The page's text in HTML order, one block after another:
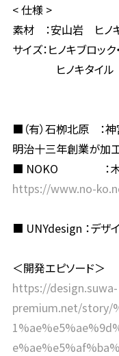
< 仕様 >
素材 ：安山岩 ヒノ
サイズ：ヒノキブロッ
ヒノキタイル ・
■（有）石栁北原 ：
明治十三年創業が加工
■ NOKO ：木
https://www.no-
■ UNYdesign ：デザ
＜開発エピソード＞
https://design.suwa-
premium.net/story/